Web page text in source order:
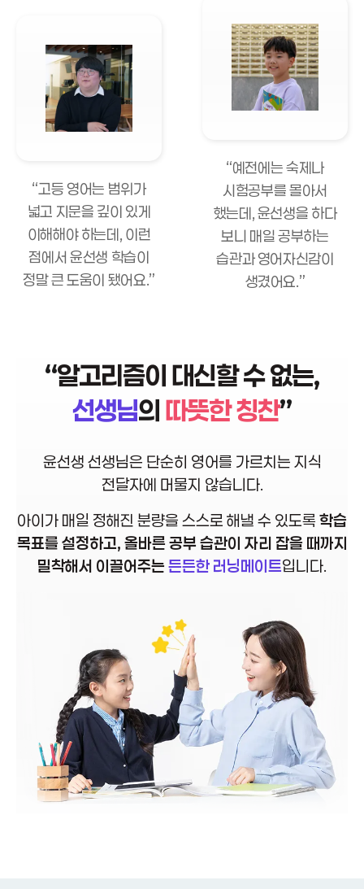
“고등 영어는 범위가
넓고 지문을 깊이 있게
이해해야 하는데, 이런
점에서 윤선생 학습이
정말 큰 도움이 됐어요.”
“예전에는 숙제나
시험공부를 몰아서
했는데, 윤선생을 하다
보니 매일 공부하는
습관과 영어자신감이
생겼어요.”
“알고리즘이 대신할 수 없는,
선생님의 따뜻한 칭찬”
윤선생 선생님은 단순히 영어를 가르치는 지식
전달자에 머물지 않습니다.
아이가 매일 정해진 분량을 스스로 해낼 수 있도록 학습
목표를 설정하고, 올바른 공부 습관이 자리 잡을 때까지
밀착해서 이끌어주는 든든한 러닝메이트입니다.